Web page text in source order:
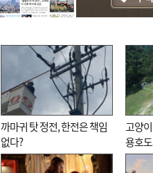
까마귀 탓 정전, 한전은 책임
없다?
고양
용호